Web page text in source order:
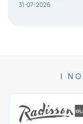
31-07-2026
I